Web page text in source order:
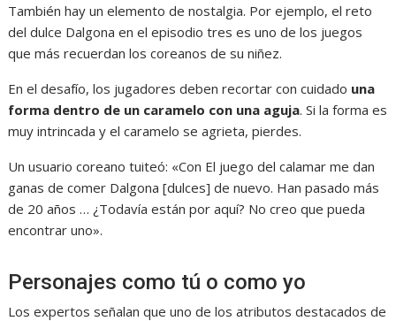
También hay un elemento de nostalgia. Por ejemplo, el reto
del dulce Dalgona en el episodio tres es uno de los juegos
que más recuerdan los coreanos de su niñez.
En el desafío, los jugadores deben recortar con cuidado una
forma dentro de un caramelo con una aguja. Si la forma es
muy intrincada y el caramelo se agrieta, pierdes.
Un usuario coreano tuiteó: «Con El juego del calamar me dan
ganas de comer Dalgona [dulces] de nuevo. Han pasado más
de 20 años … ¿Todavía están por aquí? No creo que pueda
encontrar uno».
Personajes como tú o como yo
Los expertos señalan que uno de los atributos destacados de